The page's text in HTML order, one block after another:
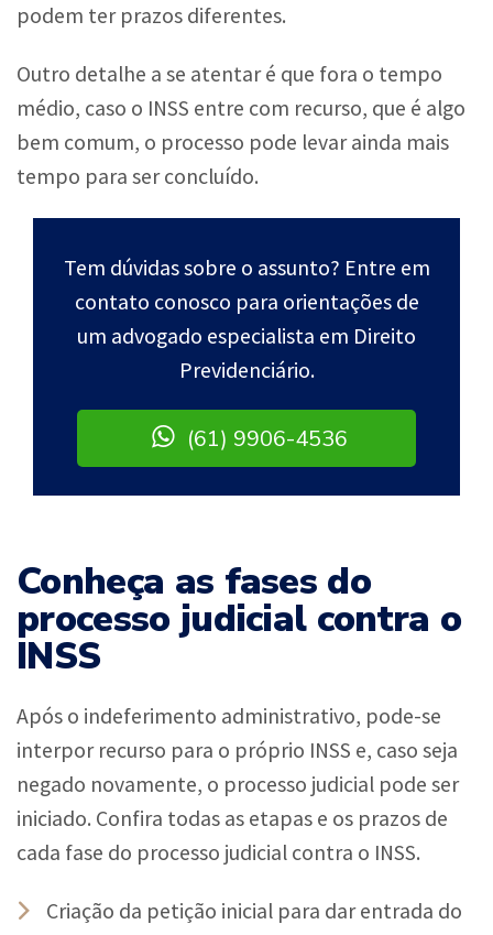
podem ter prazos diferentes.
Outro detalhe a se atentar é que fora o tempo
médio, caso o INSS entre com recurso, que é algo
bem comum, o processo pode levar ainda mais
tempo para ser concluído.
Tem dúvidas sobre o assunto? Entre em
contato conosco para orientações de
um advogado especialista em Direito
Previdenciário.
(61) 9906-4536
Conheça as fases do
processo judicial contra o
INSS
Após o indeferimento administrativo, pode-se
interpor recurso para o próprio INSS e, caso seja
negado novamente, o processo judicial pode ser
iniciado. Confira todas as etapas e os prazos de
cada fase do processo judicial contra o INSS.
Criação da petição inicial para dar entrada do